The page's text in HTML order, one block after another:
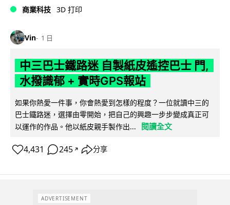
商業科技 3D 打印
Vin 1 日
中三巴士鐵路迷 自製紙皮遙控巴士 門,
水撥識郁 + 實時GPS報站
如果你熱愛一件事，你會熱愛到怎樣的程度？一位就讀中三的
巴士鐵路迷，選擇由零開始，把自己的興趣一步步變成真正可
以運作的作品。他以紙皮親手製作出...
閱讀全文
4,431 245 ↗ 分享
ADVERTISEMENT